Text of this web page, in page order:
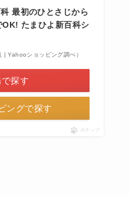
最初のひとさじから
たまひよ新百科シ
Yahooショッピング調べ）
探す
ングで探す
ポチップ